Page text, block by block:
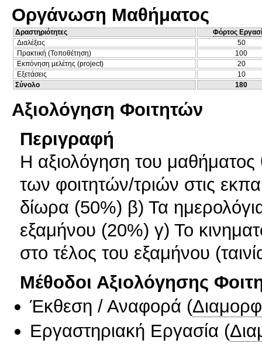
Οργάνωση Μαθήματος
Δραστηριότητες
Φόρτος
Διαλέξεις
50
Πρακτική (Τοποθέτηση)
100
Εκπόνηση μελέτης (project)
20
Εξετάσεις
10
Σύνολο
180
Αξιολόγηση Φοιτητών
Περιγραφή
Η αξιολόγηση του
των φοιτητών/τριών στις
δίωρα (50%) β) Τα
εξαμήνου (20%) γ) Το
στο τέλος του εξαμήνου
Μέθοδοι Αξιολόγησης
Έκθεση / Αναφορά (
Εργαστηριακή Εργασία (